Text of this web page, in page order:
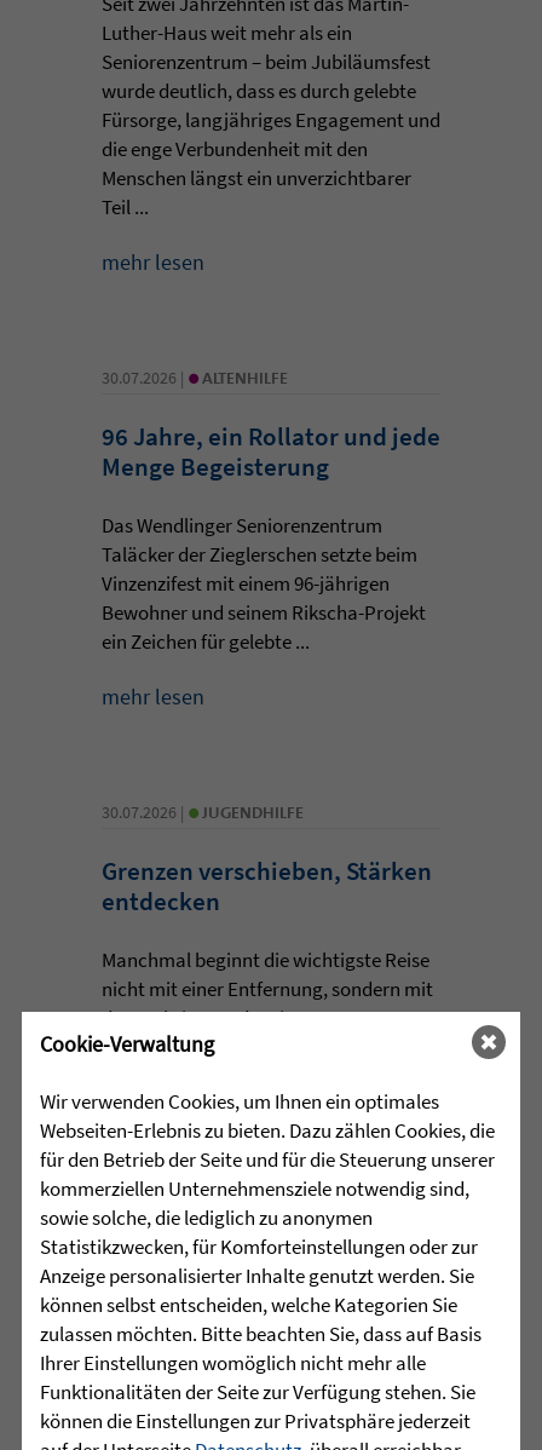
Luther-Haus weit mehr als ein
Seniorenzentrum – beim Jubiläumsfest
wurde deutlich, dass es durch gelebte
Fürsorge, langjähriges Engagement und
die enge Verbundenheit mit den
Menschen längst ein unverzichtbarer
Teil ...
mehr lesen
30.07.2026 | • ALTENHILFE
96 Jahre, ein Rollator und jede
Menge Begeisterung
Das Wendlinger Seniorenzentrum
Taläcker der Zieglerschen setzte beim
Vinzenzifest mit einem 96-jährigen
Bewohner und seinem Rikscha-Projekt
ein Zeichen für gelebte ...
mehr lesen
30.07.2026 | • JUGENDHILFE
Grenzen verschieben, Stärken
entdecken
Manchmal beginnt die wichtigste Reise
nicht mit einer Entfernung, sondern mit
dem Schritt aus der eigenen
Komfortzone. Für eine Gruppe junger
Kleintobel führte dieser Schritt im Juni
zum Outward ...
mehr lesen
30.07.2026 |•HÖR-SPRACHZENTRUM
Das Hafenkindle besucht die
August-Friedrich-Osswald-
Schule
Cookie-Verwaltung
Wir verwenden Cookies, um Ihnen ein optimales
Webseiten-Erlebnis zu bieten. Dazu zählen Cookies, die
für den Betrieb der Seite und für die Steuerung unserer
kommerziellen Unternehmensziele notwendig sind,
sowie solche, die lediglich zu anonymen
Statistikzwecken, für Komforteinstellungen oder zur
Anzeige personalisierter Inhalte genutzt werden. Sie
können selbst entscheiden, welche Kategorien Sie
zulassen möchten. Bitte beachten Sie, dass auf Basis
Ihrer Einstellungen womöglich nicht mehr alle
Funktionalitäten der Seite zur Verfügung stehen. Sie
können die Einstellungen zur Privatsphäre jederzeit